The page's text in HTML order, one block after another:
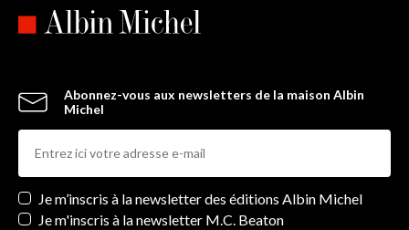
Abonnez-vous aux newsletters de la maison Albin
Michel
Newsletters
Je m’inscris à la newsletter des éditions Albin Michel
Je m'inscris à la newsletter M.C. Beaton